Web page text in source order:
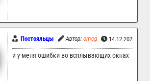
Постояльцы Автор: omeg 14.12.2025
и у меня ошибки во всплывающих окнах